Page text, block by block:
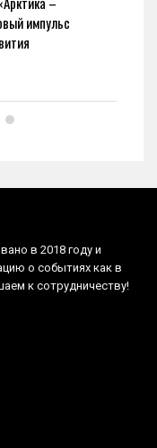
импульс
в 2018 году и
о событиях как в
к сотрудничеству!